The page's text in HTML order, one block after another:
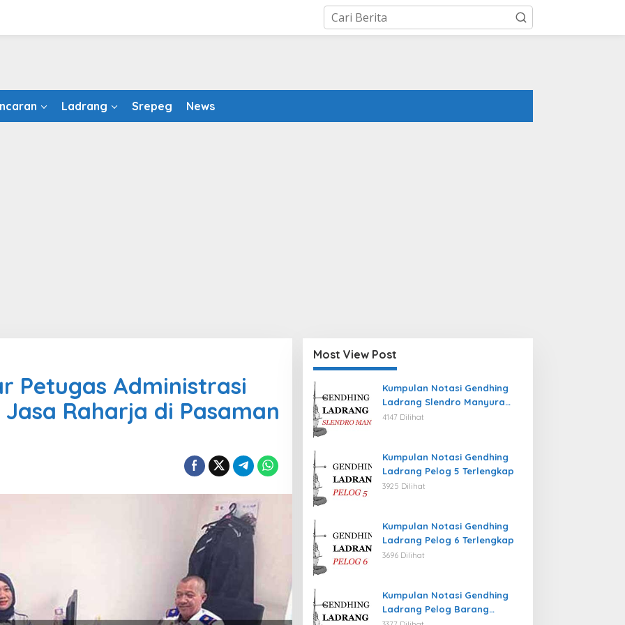
Ladrang Srepeg News
Petugas Administrasi
Raharja di Pasaman
Most View Post
Kumpulan Notasi Gendhing
Ladrang Slendro Manyura
Terlengkap
4147 Dilihat
Kumpulan Notasi Gendhing
Ladrang Pelog 5 Terlengkap
3925 Dilihat
Kumpulan Notasi Gendhing
Ladrang Pelog 6 Terlengkap
3696 Dilihat
Kumpulan Notasi Gendhing
Ladrang Pelog Barang